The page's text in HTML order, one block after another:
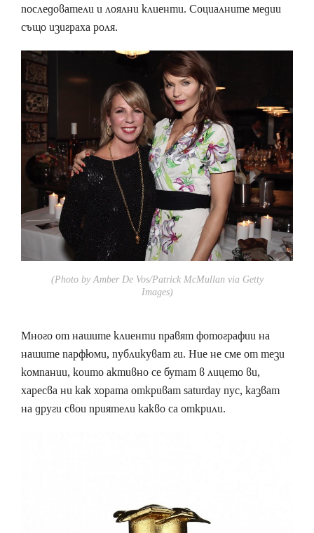
последователи и лоялни клиенти. Социалните медии
също изиграха роля.
(Photo by Amber De Vos/Patrick McMullan via Getty
Images)
Много от нашите клиенти правят фотографии на
нашите парфюми, публикуват ги. Ние не сме от тези
компании, които активно се бутат в лицето ви,
харесва ни как хората откриват saturday nyc, казват
на други свои приятели какво са открили.